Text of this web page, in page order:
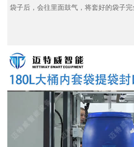
袋子后，会往里面鼓气，将套好的袋子完
箱；速度每分钟8箱，可不间断